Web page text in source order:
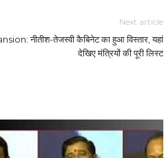
Next article
नीतीश-तेजस्वी कैबिनेट का हुआ विस्तार, यहां
देखिए मंत्रियों की पूरी लिस्ट